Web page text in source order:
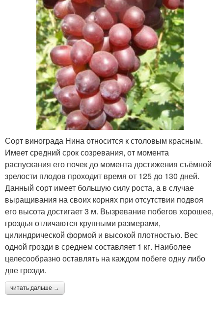
Сорт винограда Нина относится к столовым красным.
Имеет средний срок созревания, от момента
распускания его почек до момента достижения съёмной
зрелости плодов проходит время от 125 до 130 дней.
Данный сорт имеет большую силу роста, а в случае
выращивания на своих корнях при отсутствии подвоя
его высота достигает 3 м. Вызревание побегов хорошее,
гроздья отличаются крупными размерами,
цилиндрической формой и высокой плотностью. Вес
одной грозди в среднем составляет 1 кг. Наиболее
целесообразно оставлять на каждом побеге одну либо
две грозди.
читать дальше →